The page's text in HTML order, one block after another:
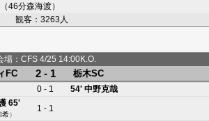
（46分森海渡）
観客：3263人
場：CFS 4/25 14:00K.O.
FC 2 - 1 栃木SC
0 - 1 54' 中野克哉
65'
希）
1 - 1